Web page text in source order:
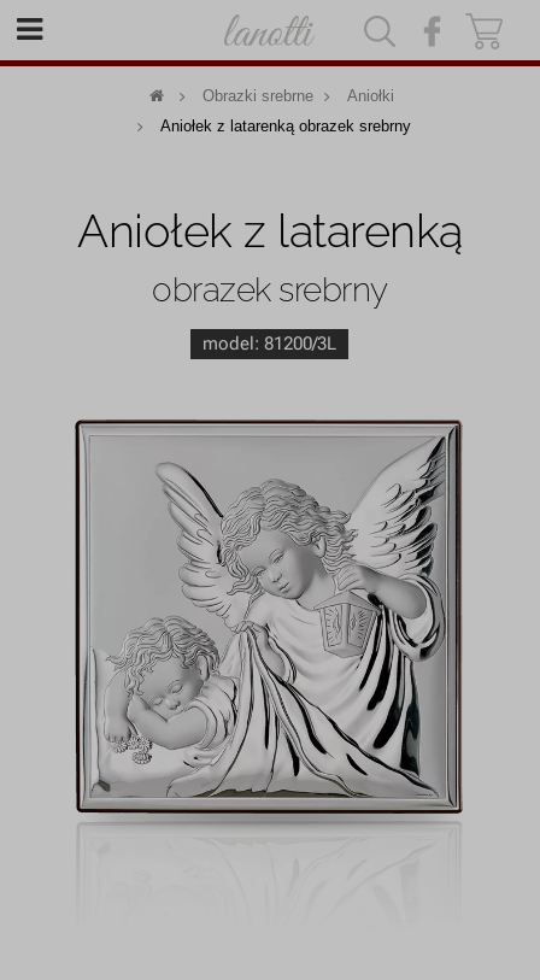
Obrazki srebrne
Aniołki
Aniołek z latarenką obrazek srebrny
Aniołek z latarenką
obrazek srebrny
model:81200/3L